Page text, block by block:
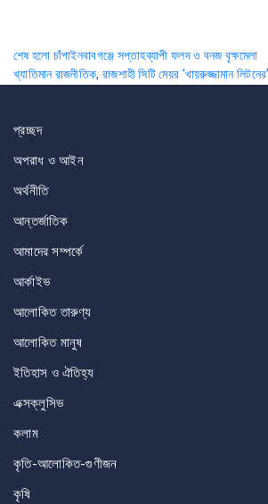
Post
navigation
শেষ হলো চাঁপাইনবাবগঞ্জে সপ্তাহব্যাপী ফলদ ও বনজ বৃক্ষমেলা
খ্যাতিমান রাজনীতিক, রাজশাহী সিটি মেয়র ‘খায়রুজ্জামান
প্রচ্ছদ
অপরাধ ও আইন
অর্থনীতি
আন্তর্জাতিক
আমাদের সম্পর্কে
আর্কাইভ
আলোকিত তারুণ্য
আলোকিত মানুষ
ইতিহাস ও ঐতিহ্য
এক্সক্লুসিভ
কলাম
কৃতি-আলোকিত-গুণীজন
কৃষি